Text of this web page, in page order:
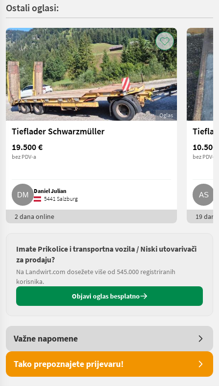
Ostali oglasi:
Oglas
Tieflader Schwarzmüller
19.500 €
bez PDV-a
Daniel Julian
5441 Salzburg
2 dana online
10.500
bez PDV-a
19
Imate Prikolice i transportna vozila / Niski utovarivači
za prodaju?
Na Landwirt.com dosežete više od 545.000 registriranih
korisnika.
Objavi oglas besplatno
Važne napomene
Tako prepoznajete prijevaru!